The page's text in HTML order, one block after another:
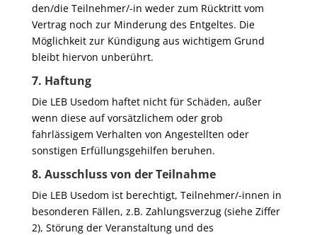
den/die Teilnehmer/-in weder zum Rücktritt vom
Vertrag noch zur Minderung des Entgeltes. Die
Möglichkeit zur Kündigung aus wichtigem Grund
bleibt hiervon unberührt.
7. Haftung
Die LEB Usedom haftet nicht für Schäden, außer
wenn diese auf vorsätzlichem oder grob
fahrlässigem Verhalten von Angestellten oder
sonstigen Erfüllungsgehilfen beruhen.
8. Ausschluss von der Teilnahme
Die LEB Usedom ist berechtigt, Teilnehmer/-innen in
besonderen Fällen, z.B. Zahlungsverzug (siehe Ziffer
2), Störung der Veranstaltung und des